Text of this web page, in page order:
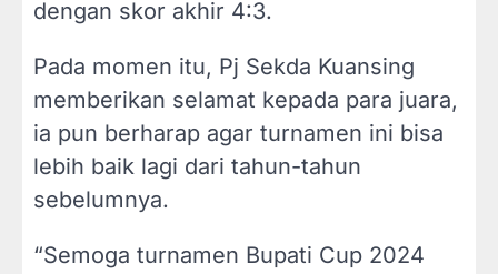
dengan skor akhir 4:3.
Pada momen itu, Pj Sekda Kuansing
memberikan selamat kepada para juara,
ia pun berharap agar turnamen ini bisa
lebih baik lagi dari tahun-tahun
sebelumnya.
“Semoga turnamen Bupati Cup 2024